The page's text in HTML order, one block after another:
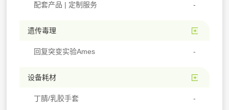
配套产品 | 定制服务
遗传毒理
回复突变实验Ames
设备耗材
丁腈/乳胶手套